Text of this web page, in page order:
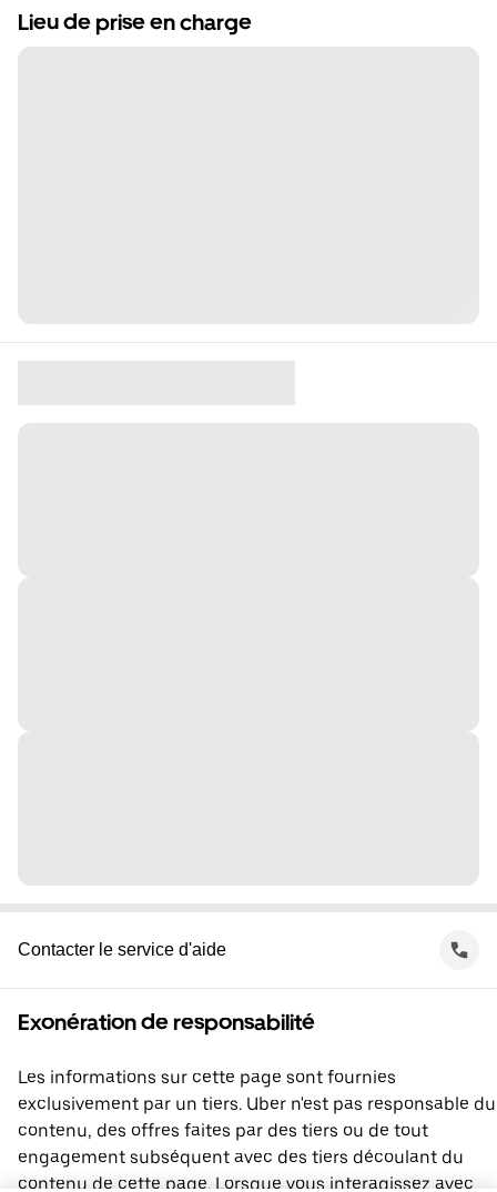
Lieu de prise en charge
Contacter le service d'aide
Exonération de responsabilité
Les informations sur cette page sont fournies
exclusivement par un tiers. Uber n'est pas responsable du
contenu, des offres faites par des tiers ou de tout
engagement subséquent avec des tiers découlant du
contenu de cette page. Lorsque vous interagissez avec